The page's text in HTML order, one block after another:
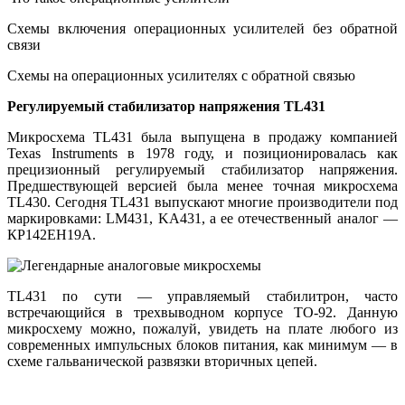
Схемы включения операционных усилителей без обратной
связи
Схемы на операционных усилителях с обратной связью
Регулируемый стабилизатор напряжения TL431
Микросхема TL431 была выпущена в продажу компанией
Texas Instruments в 1978 году, и позиционировалась как
прецизионный регулируемый стабилизатор напряжения.
Предшествующей версией была менее точная микросхема
TL430. Сегодня TL431 выпускают многие производители под
маркировками: LM431, KA431, а ее отечественный аналог —
КР142ЕН19А.
TL431 по сути — управляемый стабилитрон, часто
встречающийся в трехвыводном корпусе TO-92. Данную
микросхему можно, пожалуй, увидеть на плате любого из
современных импульсных блоков питания, как минимум — в
схеме гальванической развязки вторичных цепей.